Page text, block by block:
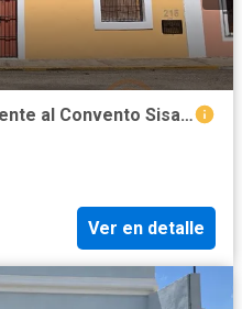
Casa Colonial en Venta | Frente al Convento Sisal Valladolid
Ver en detalle